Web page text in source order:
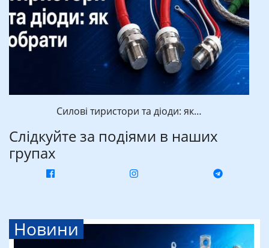
Силові тиристори та діоди: як…
Слідкуйте за подіями в наших
групах
Новини